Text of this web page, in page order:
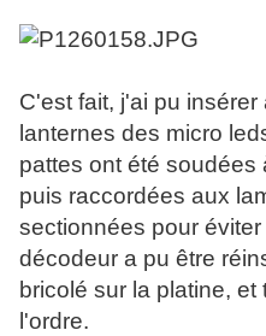
C'est fait, j'ai pu insérer
lanternes des micro
pattes ont été soudées
puis raccordées aux
sectionnées pour
décodeur a pu être
bricolé sur la platine,
l'ordre.